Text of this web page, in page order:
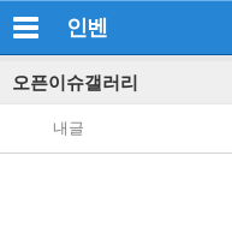
인벤
오픈이슈갤러리
내글